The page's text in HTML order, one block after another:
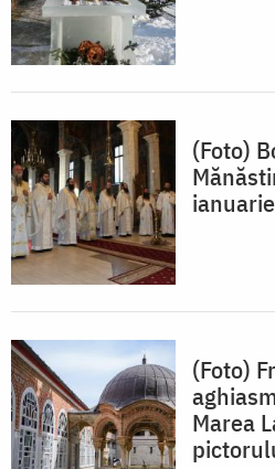
(Foto)
(Foto)
Marea